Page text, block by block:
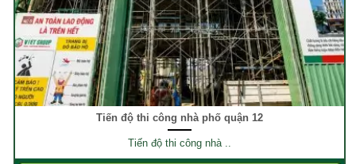
Tiến độ thi công nhà phố quận 12
Tiến độ thi công nhà ..